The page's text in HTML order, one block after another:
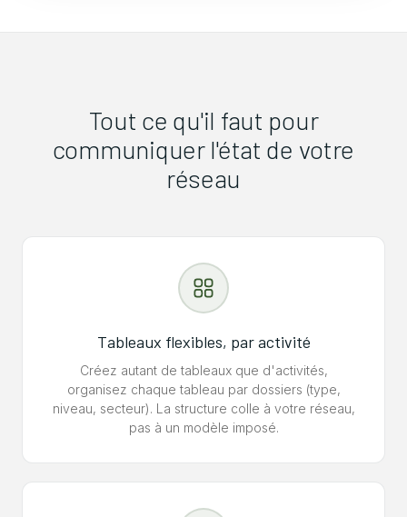
Tout ce qu'il faut pour
communiquer l'état de votre
réseau
Tableaux flexibles, par activité
Créez autant de tableaux que d'activités,
organisez chaque tableau par dossiers (type,
niveau, secteur). La structure colle à votre réseau,
pas à un modèle imposé.